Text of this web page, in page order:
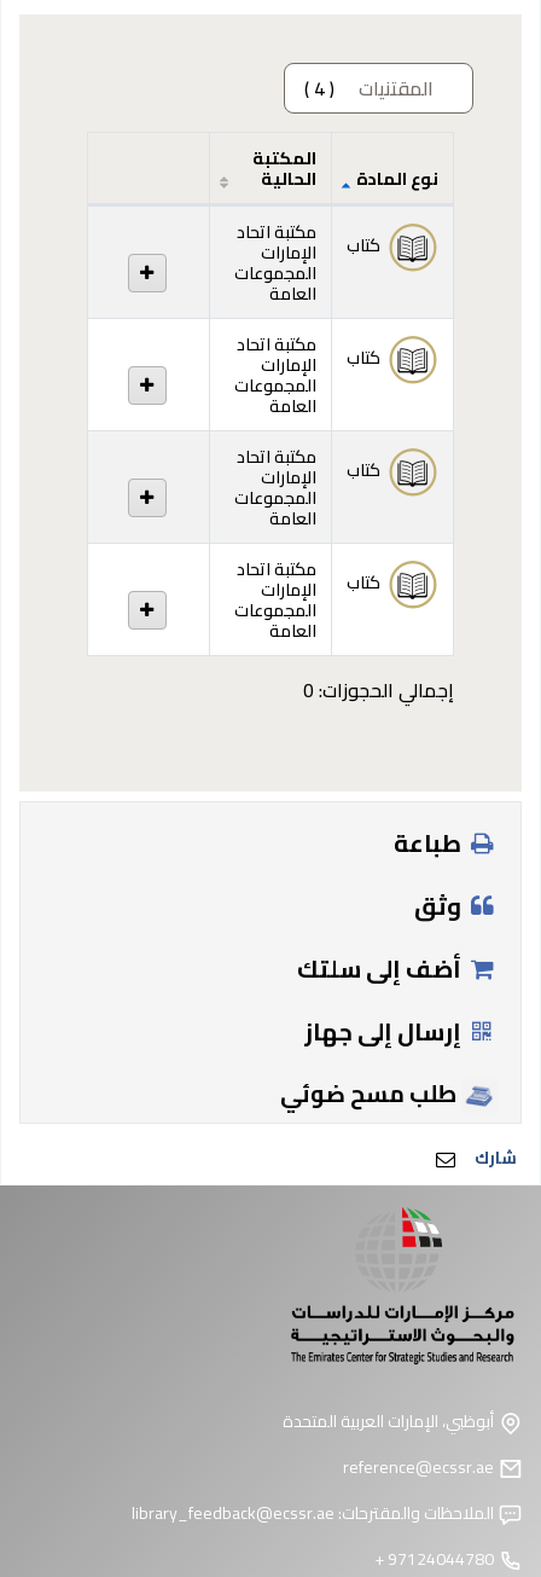
المقتنيات ( 4 )
المقتنيات
نوع المادة
المكتبة
الحالية
كتاب مكتبة اتحاد
الإمارات
المجموعات
العامة
كتاب
مكتبة اتحاد
الإمارات
المجموعات
العامة
كتاب
مكتبة اتحاد
الإمارات
المجموعات
العامة
كتاب
مكتبة اتحاد
الإمارات
المجموعات
العامة
إجمالي الحجوزات: 0
طباعة
وثق
أضف إلى سلتك
إرسال إلى جهاز
طلب مسح ضوئي
شارك
أبوظبي، الإمارات العربية المتحدة
الملاحظات والمقترحات:library_feedback@ecssr.ae